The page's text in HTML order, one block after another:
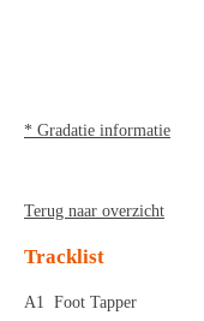
* Gradatie informatie
Terug naar overzicht
Tracklist
A1 Foot Tapper